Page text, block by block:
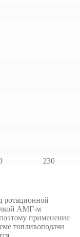
230
ротационной
АМГ-м
поэтому применение
топливоподачи